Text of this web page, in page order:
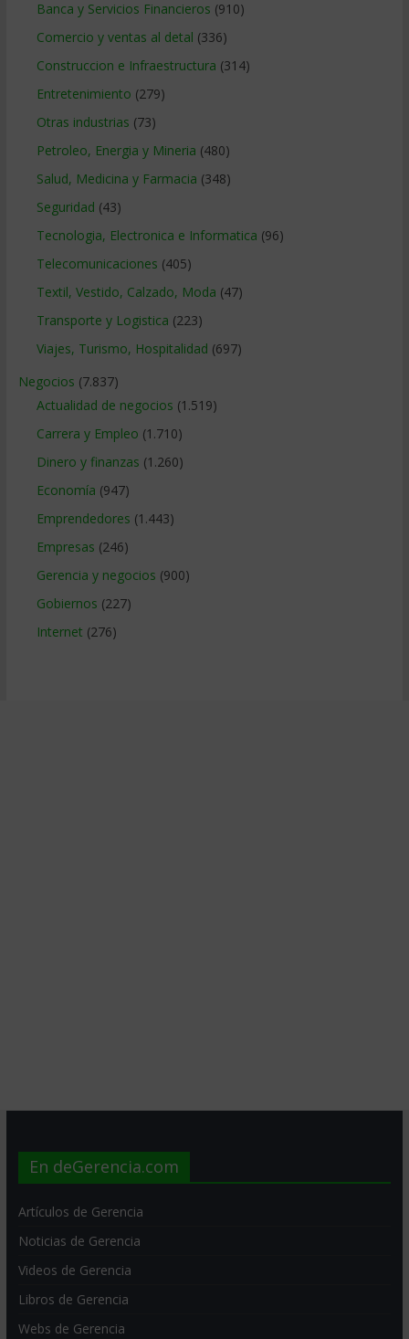
Banca y Servicios Financieros (910)
Comercio y ventas al detal (336)
Construccion e Infraestructura (314)
Entretenimiento (279)
Otras industrias (73)
Petroleo, Energia y Mineria (480)
Salud, Medicina y Farmacia (348)
Seguridad (43)
Tecnologia, Electronica e Informatica (96)
Telecomunicaciones (405)
Textil, Vestido, Calzado, Moda (47)
Transporte y Logistica (223)
Viajes, Turismo, Hospitalidad (697)
Negocios (7.837)
Actualidad de negocios (1.519)
Carrera y Empleo (1.710)
Dinero y finanzas (1.260)
Economía (947)
Emprendedores (1.443)
Empresas (246)
Gerencia y negocios (900)
Gobiernos (227)
Internet (276)
En deGerencia.com
Artículos de Gerencia
Noticias de Gerencia
Videos de Gerencia
Libros de Gerencia
Webs de Gerencia